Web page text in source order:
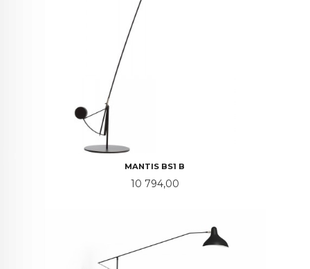
MANTIS BS1 B
Pris
10 794,00